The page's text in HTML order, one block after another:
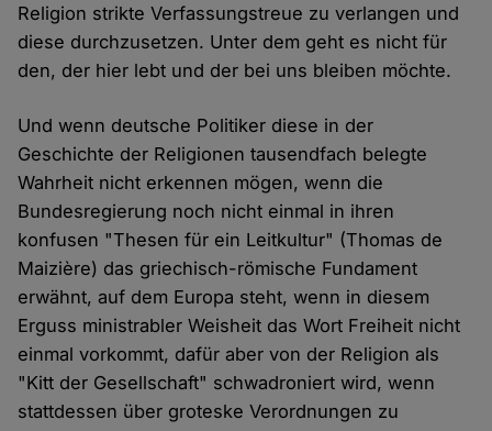
Religion strikte Verfassungstreue zu verlangen und
diese durchzusetzen. Unter dem geht es nicht für
den, der hier lebt und der bei uns bleiben möchte.
Und wenn deutsche Politiker diese in der
Geschichte der Religionen tausendfach belegte
Wahrheit nicht erkennen mögen, wenn die
Bundesregierung noch nicht einmal in ihren
konfusen "Thesen für ein Leitkultur" (Thomas de
Maizière) das griechisch-römische Fundament
erwähnt, auf dem Europa steht, wenn in diesem
Erguss ministrabler Weisheit das Wort Freiheit nicht
einmal vorkommt, dafür aber von der Religion als
"Kitt der Gesellschaft" schwadroniert wird, wenn
stattdessen über groteske Verordnungen zu